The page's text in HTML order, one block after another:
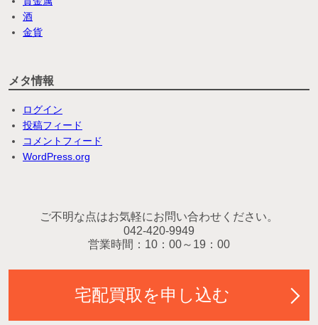
酒
金貨
メタ情報
ログイン
投稿フィード
コメントフィード
WordPress.org
ご不明な点はお気軽にお問い合わせください。
042-420-9949
営業時間：10：00～19：00
宅配買取を申し込む